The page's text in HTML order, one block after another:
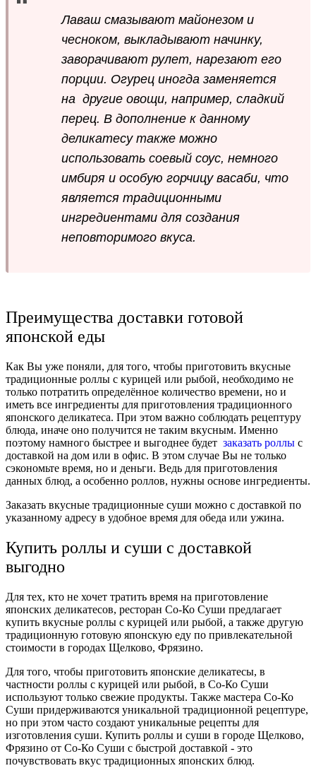
Лаваш смазывают майонезом и
чесноком, выкладывают начинку,
заворачивают рулет, нарезают его
порции. Огурец иногда заменяется
на другие овощи, например, сладкий
перец. В дополнение к данному
деликатесу также можно
использовать соевый соус, немного
имбиря и особую горчицу васаби, что
является традиционными
ингредиентами для создания
неповторимого вкуса.
Преимущества доставки готовой
японской еды
Как Вы уже поняли, для того, чтобы приготовить вкусные
традиционные роллы с курицей или рыбой, необходимо не
только потратить определённое количество времени, но и
иметь все ингредиенты для приготовления традиционного
японского деликатеса. При этом важно соблюдать рецептуру
блюда, иначе оно получится не таким вкусным. Именно
поэтому намного быстрее и выгоднее будет заказать роллы с
доставкой на дом или в офис. В этом случае Вы не только
сэкономьте время, но и деньги. Ведь для приготовления
данных блюд, а особенно роллов, нужны основе ингредиенты.
Заказать вкусные традиционные суши можно с доставкой по
указанному адресу в удобное время для обеда или ужина.
Купить роллы и суши с доставкой
выгодно
Для тех, кто не хочет тратить время на приготовление
японских деликатесов, ресторан Со-Ко Суши предлагает
купить вкусные роллы с курицей или рыбой, а также другую
традиционную готовую японскую еду по привлекательной
стоимости в городах Щелково, Фрязино.
Для того, чтобы приготовить японские деликатесы, в
частности роллы с курицей или рыбой, в Со-Ко Суши
используют только свежие продукты. Также мастера Со-Ко
Суши придерживаются уникальной традиционной рецептуре,
но при этом часто создают уникальные рецепты для
изготовления суши. Купить роллы и суши в городе Щелково,
Фрязино от Со-Ко Суши с быстрой доставкой - это
почувствовать вкус традиционных японских блюд.